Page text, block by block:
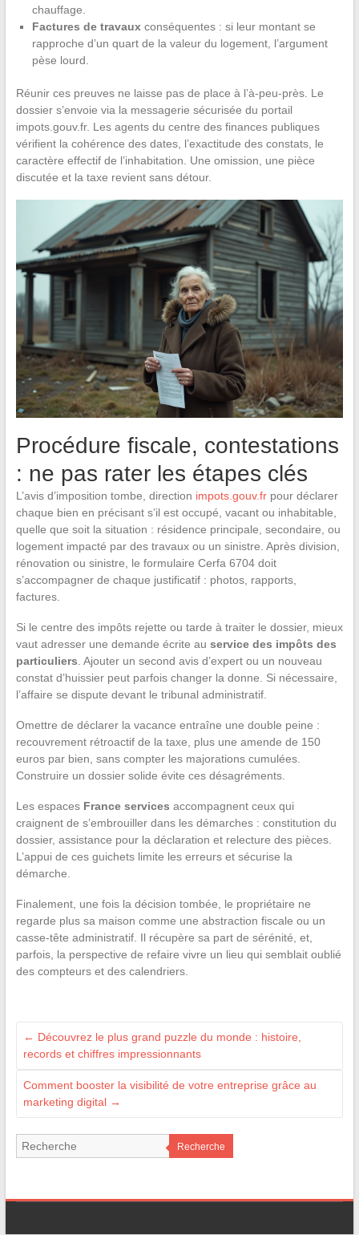
chauffage.
Factures de travauxconséquentes : si leur montant se
rapproche d’un quart de la valeur du logement, l’argument
pèse lourd.
Réunir ces preuves ne laisse pas de place à l’à-peu-près. Le
dossier s’envoie via la messagerie sécurisée du portail
impots.gouv.fr. Les agents du centre des finances publiques
vérifient la cohérence des dates, l’exactitude des constats, le
caractère effectif de l’inhabitation. Une omission, une pièce
discutée et la taxe revient sans détour.
Procédure fiscale, contestations
: ne pas rater les étapes clés
L’avis d’imposition tombe, direction impots.gouv.frpour déclarer
chaque bien en précisant s’il est occupé, vacant ou inhabitable,
quelle que soit la situation : résidence principale, secondaire, ou
logement impacté par des travaux ou un sinistre. Après division,
rénovation ou sinistre, le formulaire Cerfa 6704 doit
s’accompagner de chaque justificatif : photos, rapports,
factures.
Si le centre des impôts rejette ou tarde à traiter le dossier, mieux
vaut adresser une demande écrite au service des impôts des
particuliers . Ajouter un second avis d’expert ou un nouveau
constat d’huissier peut parfois changer la donne. Si nécessaire,
l’affaire se dispute devant le tribunal administratif.
Omettre de déclarer la vacance entraîne une double peine :
recouvrement rétroactif de la taxe, plus une amende de 150
euros par bien, sans compter les majorations cumulées.
Construire un dossier solide évite ces désagréments.
Les espaces France services accompagnent ceux qui
craignent de s’embrouiller dans les démarches : constitution du
dossier, assistance pour la déclaration et relecture des pièces.
L’appui de ces guichets limite les erreurs et sécurise la
démarche.
Finalement, une fois la décision tombée, le propriétaire ne
regarde plus sa maison comme une abstraction fiscale ou un
casse-tête administratif. Il récupère sa part de sérénité, et,
parfois, la perspective de refaire vivre un lieu qui semblait oublié
des compteurs et des calendriers.
← Découvrez le plus grand puzzle du monde : histoire,
records et chiffres impressionnants
Comment booster la visibilité de votre entreprise grâce au
marketing digital →
Recherche